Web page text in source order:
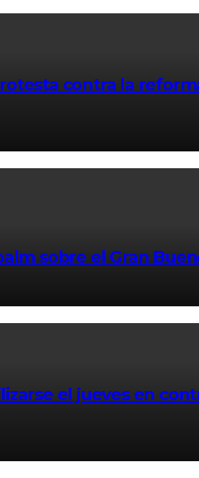
contra la
sobre el Gran
el jueves en